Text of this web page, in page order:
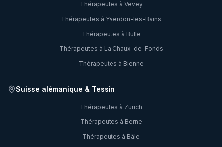
Thérapeutes à Vevey
Thérapeutes à Yverdon-les-Bains
Thérapeutes à Bulle
Thérapeutes à La Chaux-de-Fonds
Thérapeutes à Bienne
Suisse alémanique & Tessin
Thérapeutes à Zurich
Thérapeutes à Berne
Thérapeutes à Bâle